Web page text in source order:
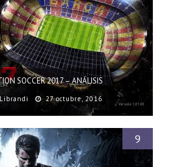
SOCCER 2017 – ANÁLISIS
27 octubre, 2016
9